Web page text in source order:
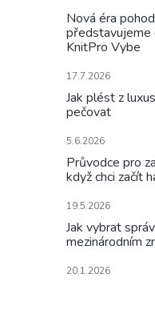
Nová éra
představujeme
KnitPro Vybe
17.7.2026
Jak plést z
pečovat
5.6.2026
Průvodce pro
když chci začít
19.5.2026
Jak vybrat
mezinárodním
20.1.2026